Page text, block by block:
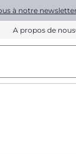
à notre
A propos de nous